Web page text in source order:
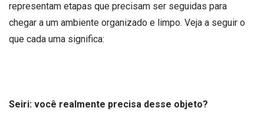
representam etapas que precisam ser seguidas para
chegar a um ambiente organizado e limpo. Veja a seguir o
que cada uma significa:
Seiri: você realmente precisa desse objeto?